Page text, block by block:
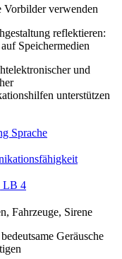
Vorbilder verwenden
reflektieren:
Speichermedien
und
unterstützen
Sprache
LB 4
Fahrzeuge, Sirene
Geräusche